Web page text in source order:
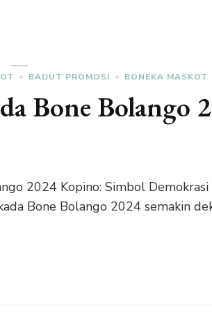
BADUT PROMOSI BONEKA MASKOT
Bone Bolango
2024 Kopino: Simbol
Bone Bolango 2024 semakin